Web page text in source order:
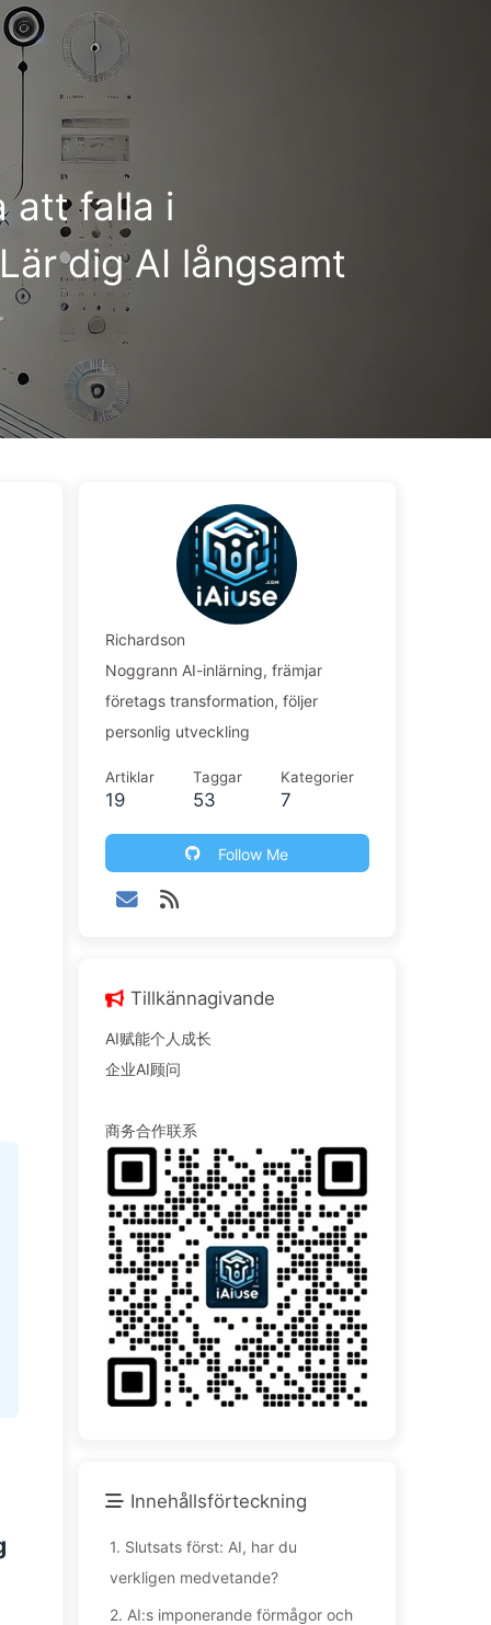
Kategorier
att falla i
dig AI långsamt
Richardson
Noggrann AI-inlärning, främjar
företags transformation, följer
personlig utveckling
Artiklar
19
Taggar
53
Kategorier
7
Follow Me
Tillkännagivande
AI赋能个人成长
企业AI顾问
商务合作联系
Innehållsförteckning
1. Slutsats först: AI, har du
verkligen medvetande?
2. AI:s imponerande förmågor och